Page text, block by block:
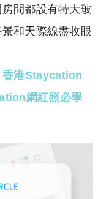
間都設有特大玻
和天際線盡收眼
港Staycation
網紅照必學